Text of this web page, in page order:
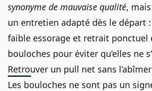
synonyme de mauvaise qualité,
un entretien adapté dès le départ
faible essorage et retrait ponctuel
bouloches pour éviter qu’elles ne
Retrouver un pull net sans l’abîmer
Les bouloches ne sont pas un